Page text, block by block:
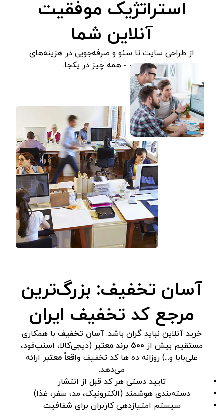
استراتژیک موفقیت
آنلاین شما
از طراحی سایت تا سئو و صرفه‌جویی در هزینه‌های
تبلیغات — همه چیز در یکجا.
آسان تخفیف: بزرگ‌ترین
مرجع کد تخفیف ایران
خرید آنلاین نباید گران باشد. آسان تخفیف با همکاری
مستقیم بیش از ۵۰۰ برند معتبر
(دیجی‌کالا، اسنپ‌فود،
علی‌بابا و...) روزانه ده ها کد تخفیف واقعاً معتبر ارائه
می‌دهد.
تایید دستی هر کد قبل از انتشار
دسته‌بندی هوشمند (الکترونیک، مد، سفر، غذا)
سیستم امتیازدهی کاربران برای شفافیت